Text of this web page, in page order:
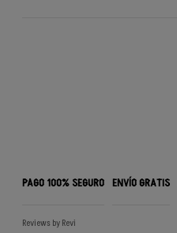
PAGO 100% SEGURO ENVÍO GRATIS
Reviews by Revi